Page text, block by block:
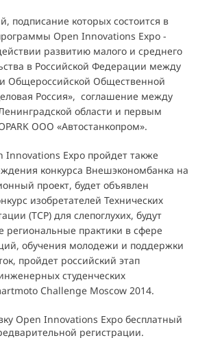
подписание которых состоится в
Open Innovations Expo -
развитию малого и среднего
в Российской Федерации между
Общероссийской Общественной
Россия», соглашение между
области и первым
ООО «Автостанкопром».
Innovations Expo пройдет также
конкурса Внешэкономбанка на
проект, будет объявлен
изобретателей Технических
(ТСР) для слепоглухих, будут
практики в сфере
обучения молодежи и поддержки
пройдет российский этап
студенческих
Challenge Moscow 2014.
Open Innovations Expo бесплатный
регистрации.